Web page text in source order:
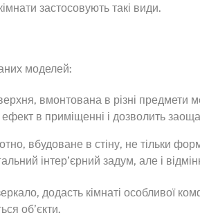
застосовують такі види.
моделей:
вмонтована в різні предмети
в приміщенні і дозволить
вбудоване в стіну, не тільки
інтер’єрний задум, але і
додасть кімнаті особливої
об’єкти.